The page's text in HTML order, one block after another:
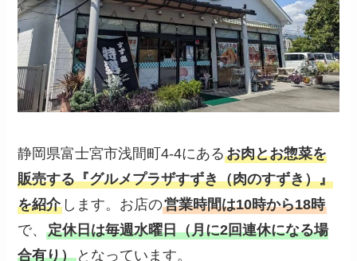
静岡県富士宮市浅間町4-4にあるお肉とお惣菜を
販売する『グルメプラザすずき（肉のすずき）』
を紹介 します。お店の営業時間は10時から18時
で、定休日は毎週水曜日（月に2回連休になる場
合有り） となっています。